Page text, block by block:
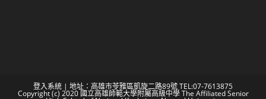
登入系統 | 地址：高雄市苓雅區凱旋二路89號 TEL:07-7613875
Copyright (c) 2020 國立高雄師範大學附屬高級中學 The Affiliated Senior